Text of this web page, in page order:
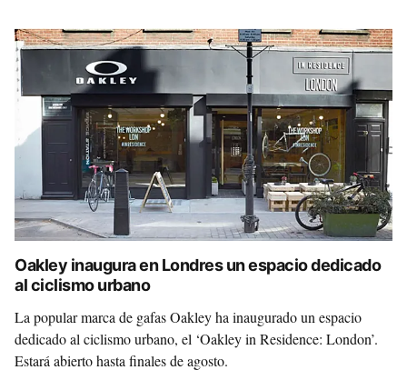
Oakley inaugura en Londres un espacio dedicado
al ciclismo urbano
La popular marca de gafas Oakley ha inaugurado un espacio
dedicado al ciclismo urbano, el ‘Oakley in Residence: London’.
Estará abierto hasta finales de agosto.